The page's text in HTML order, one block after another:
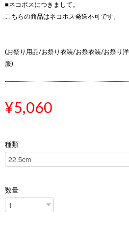
■ネコポスにつきまして。
こちらの商品はネコポス発送不可です。
(お祭り用品/お祭り衣装/お祭衣装/お祭り
服)
¥5,060
種類
数量